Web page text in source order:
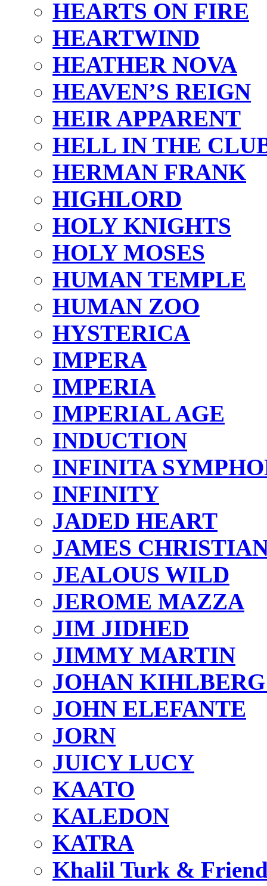
HEARTS ON FIRE
HEARTWIND
HEATHER NOVA
HEAVEN’S REIGN
HEIR APPARENT
HELL IN THE
HERMAN FRANK
HIGHLORD
HOLY KNIGHTS
HOLY MOSES
HUMAN TEMPLE
HUMAN ZOO
HYSTERICA
IMPERA
IMPERIA
IMPERIAL AGE
INDUCTION
INFINITA
INFINITY
JADED HEART
JAMES
JEALOUS WILD
JEROME MAZZA
JIM JIDHED
JIMMY MARTIN
JOHAN
JOHN ELEFANTE
JORN
JUICY LUCY
KAATO
KALEDON
KATRA
Khalil Turk &